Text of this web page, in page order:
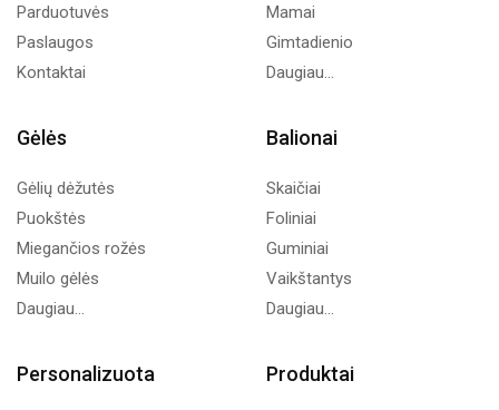
Parduotuvės
Paslaugos
Kontaktai
Mamai
Gimtadienio
Daugiau...
Gėlės
Gėlių dėžutės
Puokštės
Miegančios rožės
Muilo gėlės
Daugiau...
Balionai
Skaičiai
Foliniai
Guminiai
Vaikštantys
Daugiau...
Personalizuota Produktai